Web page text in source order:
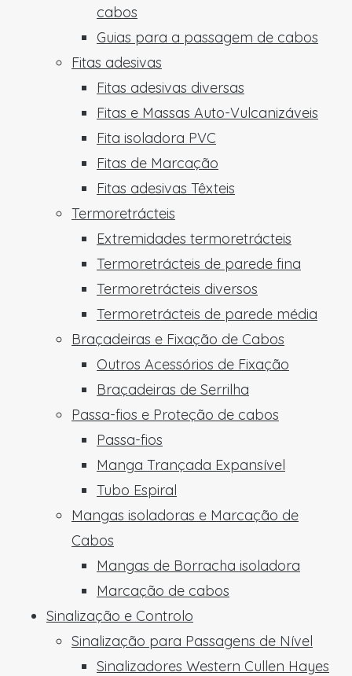
cabos
Guias para a passagem de cabos
Fitas adesivas
Fitas adesivas diversas
Fitas e Massas Auto-Vulcanizáveis
Fita isoladora PVC
Fitas de Marcação
Fitas adesivas Têxteis
Termoretrácteis
Extremidades termoretrácteis
Termoretrácteis de parede fina
Termoretrácteis diversos
Termoretrácteis de parede média
Braçadeiras e Fixação de Cabos
Outros Acessórios de Fixação
Braçadeiras de Serrilha
Passa-fios e Proteção de cabos
Passa-fios
Manga Trançada Expansível
Tubo Espiral
Mangas isoladoras e Marcação de
Cabos
Mangas de Borracha isoladora
Marcação de cabos
Sinalização e Controlo
Sinalização para Passagens de Nível
Sinalizadores Western Cullen Hayes